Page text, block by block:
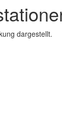
dargestellt.